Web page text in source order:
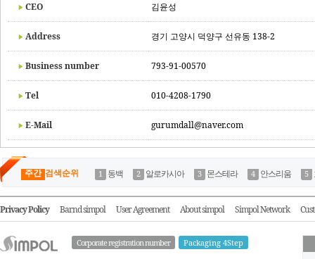
CEO 김윤성
Address 경기 고양시 덕양구 선유동 138-2
Business number 793-91-00570
Tel 010-4208-1790
E-Mail gurumdall@naver.com
주간 검색순위 동백 알로카시아 몬스테라 안스리움
Privacy Policy Barnd simpol User Agreement About simpol Simpol Network
Corporate registration number Packaging 4Step